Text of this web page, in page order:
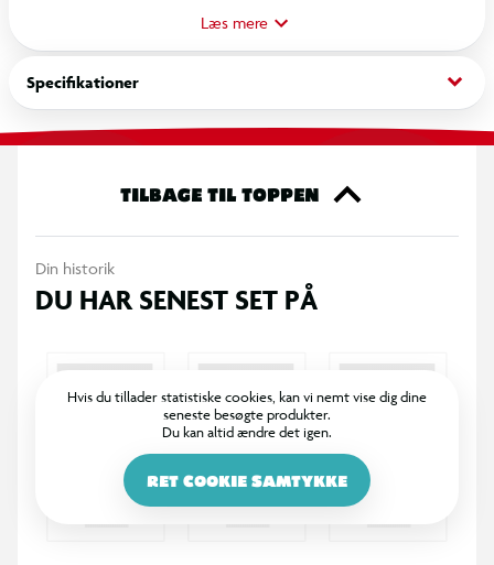
Øvelsesvafljernet kommer med fire vaffelskiver og en
tallerken med redskaber. Tænd/sluk-knappen kan drejes, og
børnene kan selv bestemme, om vaflerne er færdige, eller om
de har brug for lidt mere tid. Så hvem vil have en vaffel?
Læs mere
Specifikationer keyboard_arrow_down
TILBAGE TIL TOPPEN
Din historik
DU HAR SENEST SET PÅ
Hvis du tillader statistiske cookies, kan vi nemt vise dig dine
seneste besøgte produkter.
Du kan altid ændre det igen.
RET COOKIE SAMTYKKE